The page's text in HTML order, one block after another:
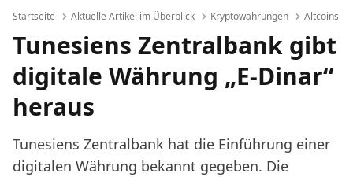
Startseite Aktuelle Artikel im Überblick Kryptowährungen Altcoins
Tunesiens Zentralbank gibt
digitale Währung „E-Dinar“
heraus
Tunesiens Zentralbank hat die Einführung einer
digitalen Währung bekannt gegeben. Die